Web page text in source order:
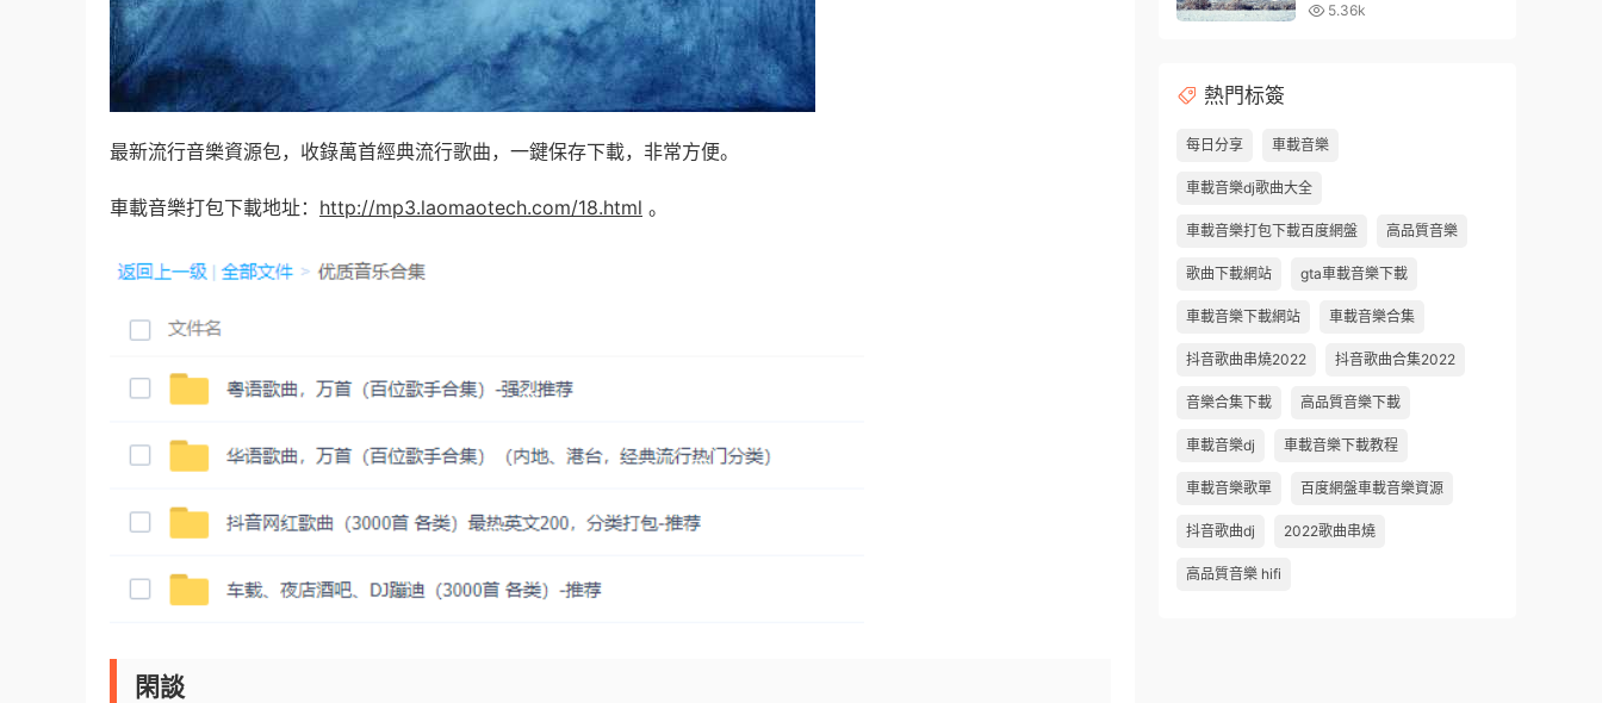
最新流行音樂資源包，收錄萬首經典流行歌曲，一鍵保存下載，非常方便。
車載音樂打包下載地址： http://mp3.laomaotech.com/18.html 。
閑談
5.36k
熱門标簽
每日分享 車載音樂
車載音樂dj歌曲大全
車載音樂打包下載百度網盤 高品質音樂
歌曲下載網站 gta車載音樂下載
車載音樂下載網站 車載音樂合集
抖音歌曲串燒2022 抖音歌曲合集2022
音樂合集下載 高品質音樂下載
車載音樂dj 車載音樂下載教程
車載音樂歌單 百度網盤車載音樂資源
抖音歌曲dj 2022歌曲串燒
高品質音樂 hifi